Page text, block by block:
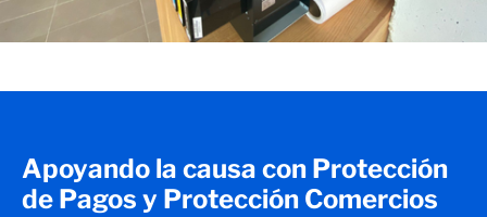
Apoyando la causa con Protección
de Pagos y Protección Comercios